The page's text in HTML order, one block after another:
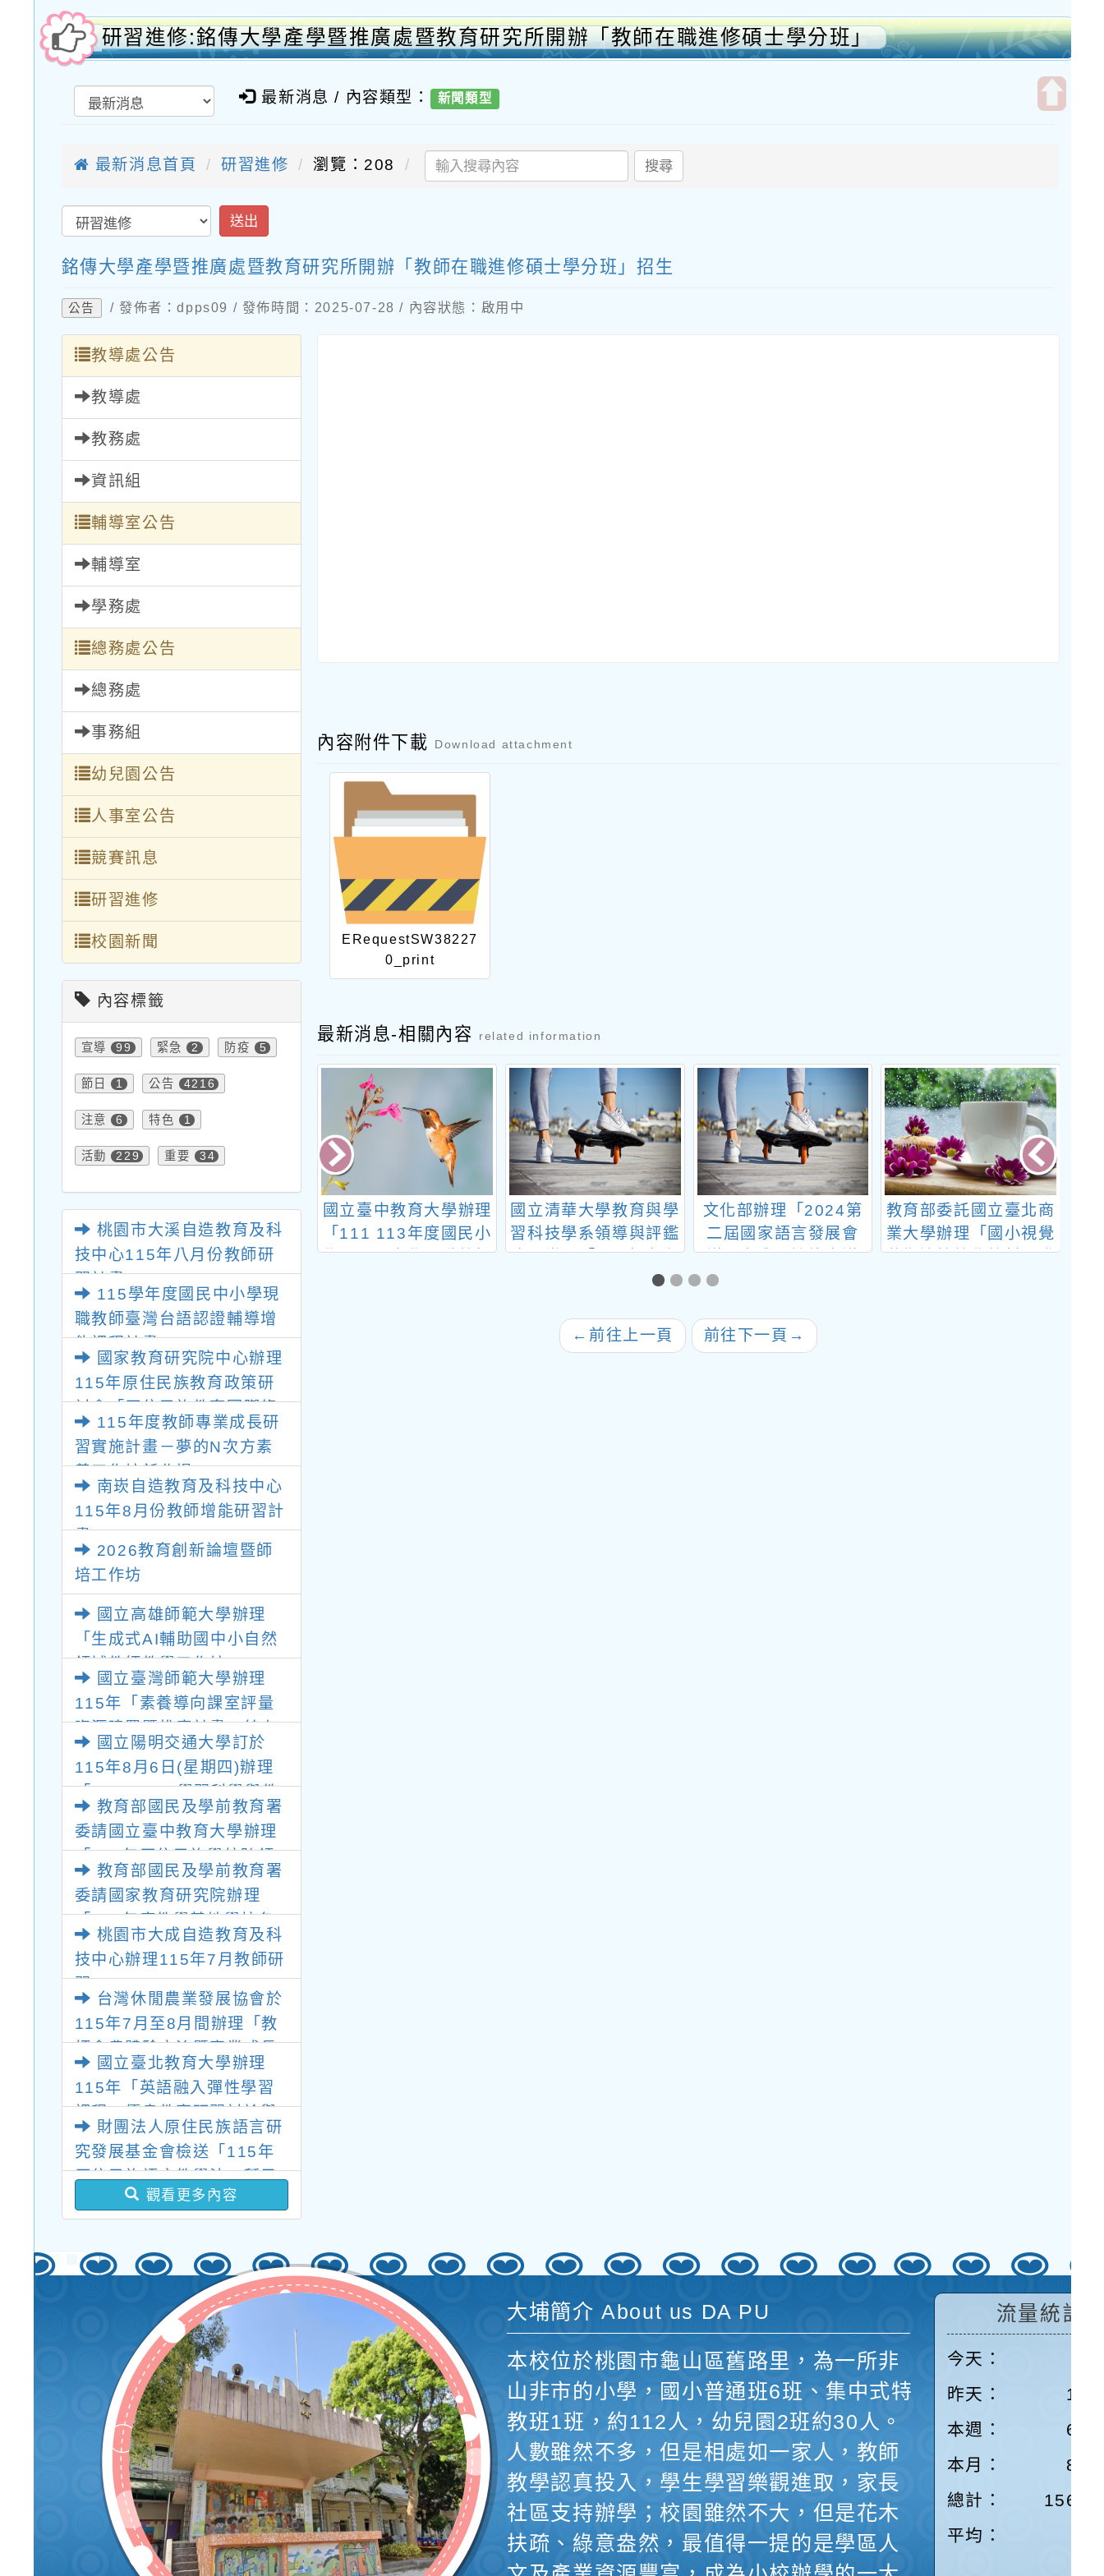
研習進修:銘傳大學產學暨推廣處暨教育研究所開辦「教師在職進修碩士學分班」
最新消息 / 內容類型： 新聞類型
最新消息首頁 研習進修 瀏覽：208 搜尋
送出
銘傳大學產學暨推廣處暨教育研究所開辦「教師在職進修碩士學分班」招生
公告 / 發佈者：dpps09 / 發佈時間：2025-07-28 / 內容狀態：啟用中
教導處公告
教導處
教務處
資訊組
輔導室公告
輔導室
學務處
總務處公告
總務處
事務組
幼兒園公告
人事室公告
競賽訊息
研習進修
校園新聞
內容標籤
宣導 99 緊急 2 防疫 5
節日 1 公告 4216
注意 6 特色 1
活動 229 重要 34
桃園市大溪自造教育及科
技中心115年八月份教師研
習計畫
115學年度國民中小學現
職教師臺灣台語認證輔導增
能課程計畫
國家教育研究院中心辦理
115年原住民族教育政策研
討會「原住民族教育國際趨
勢與發展」
115年度教師專業成長研
習實施計畫－夢的N次方素
養工作坊新北場
南崁自造教育及科技中心
115年8月份教師增能研習計
畫
2026教育創新論壇暨師
培工作坊
國立高雄師範大學辦理
「生成式AI輔助國中小自然
領域教師教學工作坊」
國立臺灣師範大學辦理
115年「素養導向課室評量
資源建置暨推廣計畫」線上
專題講座
國立陽明交通大學訂於
115年8月6日(星期四)辦理
「2026 K-12學習科學與教
育創新研討會」
教育部國民及學前教育署
委請國立臺中教育大學辦理
「115年原住民族學校跨領
域議題教師增能工作坊」
教育部國民及學前教育署
委請國家教育研究院辦理
「115年度教學基地學校各
領域教師暑假共同備課研
習」
桃園市大成自造教育及科
技中心辦理115年7月教師研
習
台灣休閒農業發展協會於
115年7月至8月間辦理「教
師食農體驗交流暨專業成長
研習」活動
國立臺北教育大學辦理
115年「英語融入彈性學習
課程」優良教案研習討論與
分享線上研習
財團法人原住民族語言研
究發展基金會檢送「115年
原住民族語言教學法—種子
師資培訓」活動觀看更多內容
內容附件下載 Download attachment
ERequestSW38227
0_print
最新消息-相關內容 related information
師範大學教育
學年度博士
桃園市111年度科學教
育區域重點學校計畫生
活與應用科技(二)教師
增能研習
國立臺中教育大學辦理
「111 113年度國民小
學及國民中學現職教師
國立清華大學教育與學
習科技學系領導與評鑑
中心辦理「114年中小
學教育菁英專業培育
文化部辦理「2024第
二屆國家語言發展會
議」之分區論壇會議
教育部委託國立臺北商
業大學辦理「國小視覺
藝術適性教學教材研發
← 前往上一頁 前往下一頁 →
大埔簡介 About us DA PU
本校位於桃園市龜山區舊路里，為一所非
山非市的小學，國小普通班6班、集中式特
教班1班，約112人，幼兒園2班約30人。
人數雖然不多，但是相處如一家人，教師
教學認真投入，學生學習樂觀進取，家長
社區支持辦學；校園雖然不大，但是花木
扶疏、綠意盎然，最值得一提的是學區人
流量統計
今天：
昨天：
本週：
本月：
總計：
平均：